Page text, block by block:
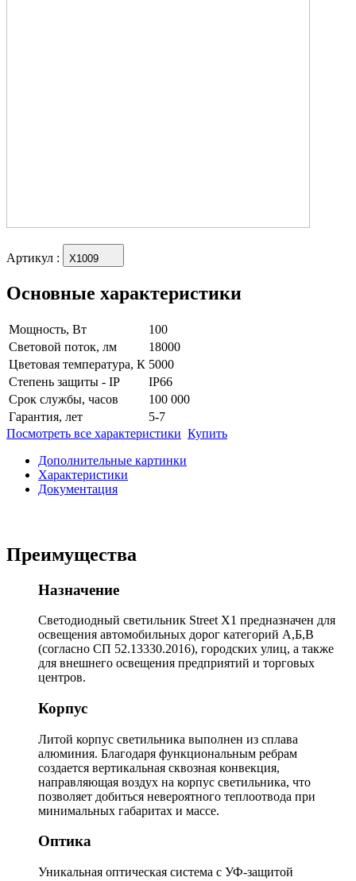
Артикул : X1009
Основные характеристики
Мощность, Вт
100
Световой поток, лм
18000
Цветовая температура, К 5000
Степень защиты - IP
IP66
Срок службы, часов
100 000
Гарантия, лет
5-7
Посмотреть все характеристики Купить
Дополнительные картинки
Характеристики
Документация
Преимущества
Назначение
Светодиодный светильник Street X1 предназначен для
освещения автомобильных дорог категорий А,Б,В
(согласно СП 52.13330.2016), городских улиц, а также
для внешнего освещения предприятий и торговых
центров.
Корпус
Литой корпус светильника выполнен из сплава
алюминия. Благодаря функциональным ребрам
создается вертикальная сквозная конвекция,
направляющая воздух на корпус светильника, что
позволяет добиться невероятного теплоотвода при
минимальных габаритах и массе.
Оптика
Уникальная оптическая система с УФ-защитой